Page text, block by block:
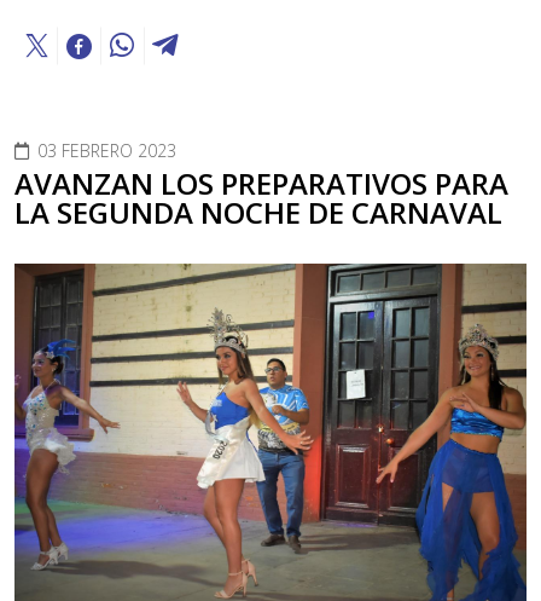
03 FEBRERO 2023
AVANZAN LOS PREPARATIVOS PARA
LA SEGUNDA NOCHE DE CARNAVAL